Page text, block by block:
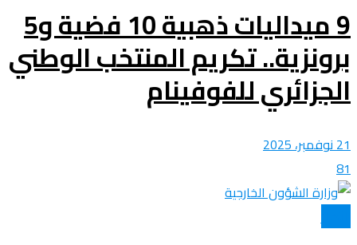
9 ميداليات ذهبية 10 فضية و5
برونزية.. تكريم المنتخب الوطني
الجزائري للفوفينام
21 نوفمبر، 2025
81